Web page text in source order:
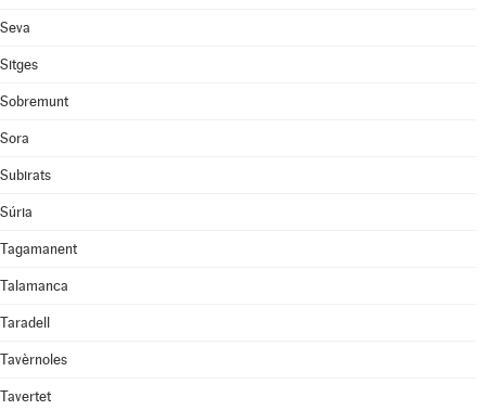
Seva
Sitges
Sobremunt
Sora
Subirats
Súria
Tagamanent
Talamanca
Taradell
Tavèrnoles
Tavertet